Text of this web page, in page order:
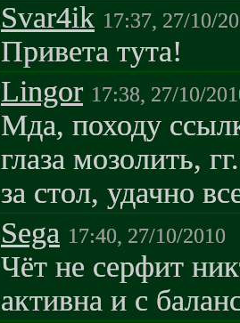
Svar4ik 17:37, 27/10/
Привета тута!
Lingor 17:38, 27/10/
Мда, походу
глаза мозолить,
за стол, удачно
Sega 17:40, 27/10/2010
Чёт не серфит
активна и с